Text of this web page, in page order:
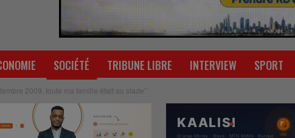
SOCIÉTÉ TRIBUNE LIBRE INTERVIEW SPORT
2009, toute ma famille était au stade’’